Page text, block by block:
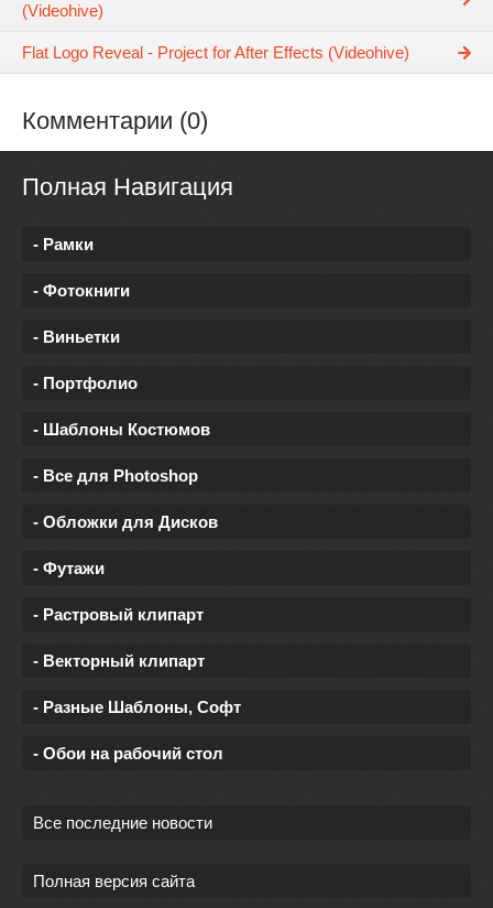
(Videohive)
Flat Logo Reveal - Project for After Effects (Videohive)
Комментарии (0)
Полная Навигация
- Рамки
- Фотокниги
- Виньетки
- Портфолио
- Шаблоны Костюмов
- Все для Photoshop
- Обложки для Дисков
- Футажи
- Растровый клипарт
- Векторный клипарт
- Разные Шаблоны, Софт
- Обои на рабочий стол
Все последние новости
Полная версия сайта